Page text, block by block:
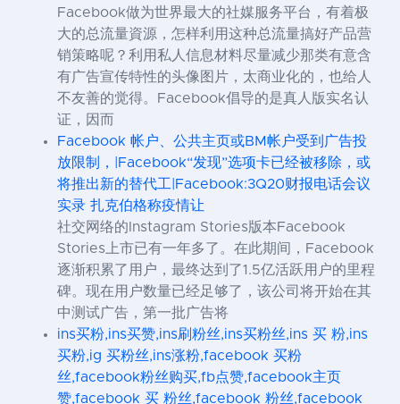
Facebook做为世界最大的社媒服务平台，有着极
大的总流量資源，怎样利用这种总流量搞好产品营
销策略呢？利用私人信息材料尽量减少那类有意含
有广告宣传特性的头像图片，太商业化的，也给人
不友善的觉得。Facebook倡导的是真人版实名认
证，因而
Facebook 帐户、公共主页或BM帐户受到广告投
放限制，|Facebook“发现”选项卡已经被移除，或
将推出新的替代工|Facebook:3Q20财报电话会议
实录 扎克伯格称疫情让
社交网络的Instagram Stories版本Facebook
Stories上市已有一年多了。在此期间，Facebook
逐渐积累了用户，最终达到了1.5亿活跃用户的里程
碑。现在用户数量已经足够了，该公司将开始在其
中测试广告，第一批广告将
ins买粉,ins买赞,ins刷粉丝,ins买粉丝,ins 买 粉,ins
买粉,ig 买粉丝,ins涨粉,facebook 买粉
丝,facebook粉丝购买,fb点赞,facebook主页
赞,facebook 买 粉丝,facebook 粉丝,facebook